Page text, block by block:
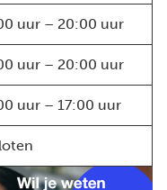
uur – 20:00 uur
uur – 20:00 uur
uur – 17:00 uur